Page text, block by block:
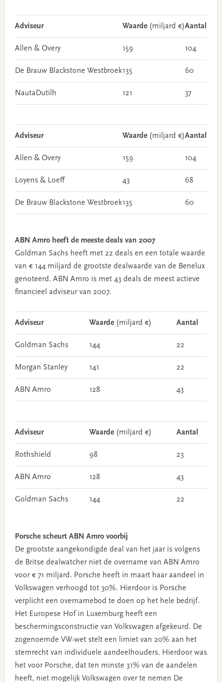
Adviseur Waarde(miljard €)Aantal
Allen & Overy 159 104
De Brauw Blackstone Westbroek135 60
NautaDutilh 121 37
Adviseur Waarde(miljard €)Aantal
Allen & Overy 159 104
Loyens & Loeff 43 68
De Brauw Blackstone Westbroek135 60
ABN Amro heeft de meeste deals van 2007
Goldman Sachs heeft met 22 deals en een totale waarde
van € 144 miljard de grootste dealwaarde van de Benelux
genoteerd. ABN Amro is met 43 deals de meest actieve
financieel adviseur van 2007.
Adviseur Waarde(miljard €) Aantal
Goldman Sachs 144 22
Morgan Stanley 141 22
ABN Amro 128 43
Adviseur Waarde(miljard €) Aantal
Rothshield 98 23
ABN Amro 128 43
Goldman Sachs 144 22
Porsche scheurt ABN Amro voorbij
De grootste aangekondigde deal van het jaar is volgens
de Britse dealwatcher niet de overname van ABN Amro
voor € 71 miljard. Porsche heeft in maart haar aandeel in
Volkswagen verhoogd tot 30%. Hierdoor is Porsche
verplicht een overnamebod te doen op het hele bedrijf.
Het Europese Hof in Luxemburg heeft een
beschermingsconstructie van Volkswagen afgekeurd. De
zogenoemde VW-wet stelt een limiet van 20% aan het
stemrecht van individuele aandeelhouders. Hierdoor was
het voor Porsche, dat ten minste 31% van de aandelen
heeft, niet mogelijk Volkswagen over te nemen De